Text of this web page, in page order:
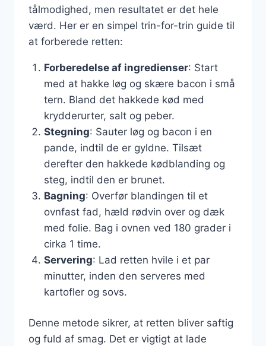
tålmodighed, men resultatet er det hele
værd. Her er en simpel trin-for-trin guide til
at forberede retten:
Forberedelse af ingredienser: Start
med at hakke løg og skære bacon i små
tern. Bland det hakkede kød med
krydderurter, salt og peber.
Stegning: Sauter løg og bacon i en
pande, indtil de er gyldne. Tilsæt
derefter den hakkede kødblanding og
steg, indtil den er brunet.
Bagning: Overfør blandingen til et
ovnfast fad, hæld rødvin over og dæk
med folie. Bag i ovnen ved 180 grader i
cirka 1 time.
Servering: Lad retten hvile i et par
minutter, inden den serveres med
kartofler og sovs.
Denne metode sikrer, at retten bliver saftig
og fuld af smag. Det er vigtigt at lade